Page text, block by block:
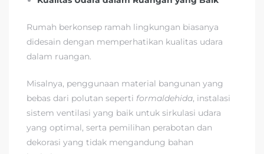
Rumah berkonsep ramah lingkungan biasanya
didesain dengan memperhatikan kualitas udara
dalam ruangan.
Misalnya, penggunaan material bangunan yang
bebas dari polutan seperti formaldehida, instalasi
sistem ventilasi yang baik untuk sirkulasi udara
yang optimal, serta pemilihan perabotan dan
dekorasi yang tidak mengandung bahan